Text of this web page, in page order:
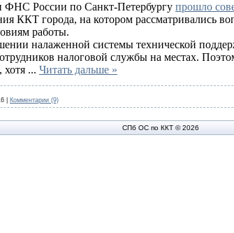
ФНС России по Санкт-Петербургу прошло
ККТ города, на котором рассматривались
работы.
налаженной системы технической
налоговой службы на местах.
хотя ... Читать дальше »
Комментарии (9)
СПб ОС по ККТ © 2026